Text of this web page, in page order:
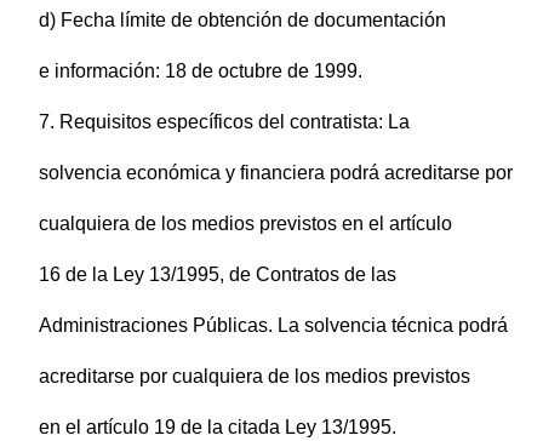
d) Fecha límite de obtención de documentación
e información: 18 de octubre de 1999.
7. Requisitos específicos del contratista: La
solvencia económica y financiera podrá acreditarse por
cualquiera de los medios previstos en el artículo
16 de la Ley 13/1995, de Contratos de las
Administraciones Públicas. La solvencia técnica podrá
acreditarse por cualquiera de los medios previstos
en el artículo 19 de la citada Ley 13/1995.